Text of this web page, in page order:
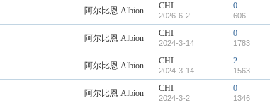
阿尔比恩 Albion CHI
2026-6-2
0
606
阿尔比恩 Albion CHI
2024-3-14
0
1783
阿尔比恩 Albion CHI
2024-3-14
2
1563
阿尔比恩 Albion CHI
2024-3-2
0
1346